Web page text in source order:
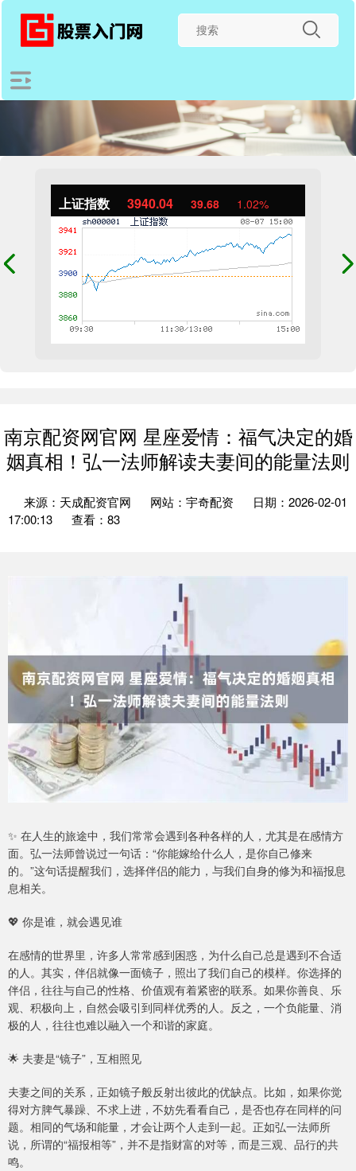
上证指数 3940.04 39.68 1.02%
南京配资网官网 星座爱情：福气决定的婚
姻真相！弘一法师解读夫妻间的能量法则
来源：天成配资官网 网站：宇奇配资
日期：2026-02-01
17:00:13
查看：83
✨ 在人生的旅途中，我们常常会遇到各种各样的人，尤其是在感情方
面。弘一法师曾说过一句话：“你能嫁给什么人，是你自己修来
的。”这句话提醒我们，选择伴侣的能力，与我们自身的修为和福报息
息相关。
💖 你是谁，就会遇见谁
在感情的世界里，许多人常常感到困惑，为什么自己总是遇到不合适
的人。其实，伴侣就像一面镜子，照出了我们自己的模样。你选择的
伴侣，往往与自己的性格、价值观有着紧密的联系。如果你善良、乐
观、积极向上，自然会吸引到同样优秀的人。反之，一个负能量、消
极的人，往往也难以融入一个和谐的家庭。
🌟 夫妻是“镜子”，互相照见
夫妻之间的关系，正如镜子般反射出彼此的优缺点。比如，如果你觉
得对方脾气暴躁、不求上进，不妨先看看自己，是否也存在同样的问
题。相同的气场和能量，才会让两个人走到一起。正如弘一法师所
说，所谓的“福报相等”，并不是指财富的对等，而是三观、品行的共
鸣。